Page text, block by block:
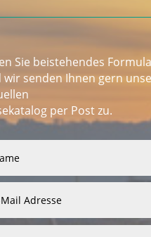
Sie beistehendes
wir senden Ihnen gern
per Post zu.